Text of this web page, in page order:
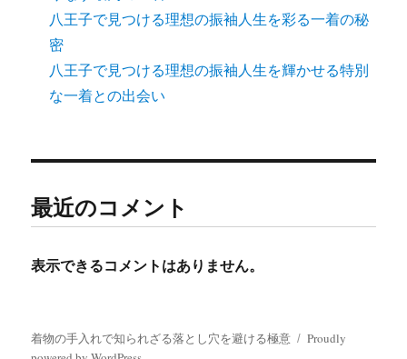
八王子で見つける理想の振袖人生を彩る一着の秘
密
八王子で見つける理想の振袖人生を輝かせる特別
な一着との出会い
最近のコメント
表示できるコメントはありません。
着物の手入れで知られざる落とし穴を避ける極意
Proudly